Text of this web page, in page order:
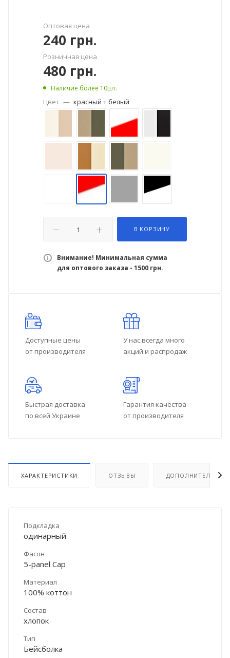
Оптовая цена
240 грн.
Розничная цена
480 грн.
Наличие более 10шт.
Цвет — красный + белый
В КОРЗИНУ
Внимание! Минимальная сумма
для оптового заказа - 1500 грн.
Доступные цены
от производителя
У нас всегда много
акций и распродаж
Быстрая доставка
по всей Украине
Гарантия качества
от производителя
ХАРАКТЕРИСТИКИ ОТЗЫВЫ ДОПОЛНИТЕЛЬНО
Подкладка
одинарный
Фасон
5-panel Cap
Материал
100% коттон
Состав
хлопок
Тип
Бейсболка